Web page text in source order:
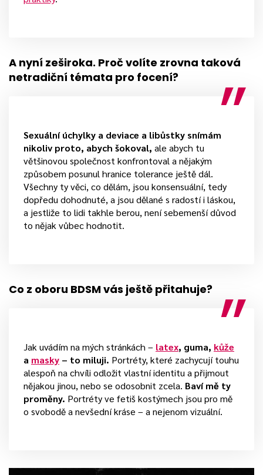
A nyní zeširoka. Proč volíte zrovna taková
netradiční témata pro focení?
Sexuální úchylky a deviace a libůstky snímám
nikoliv proto, abych šokoval, ale abych tu
většinovou společnost konfrontoval a nějakým
způsobem posunul hranice tolerance ještě dál.
Všechny ty věci, co dělám, jsou konsensuální, tedy
dopředu dohodnuté, a jsou dělané s radostí i láskou,
a jestliže to lidi takhle berou, není sebemenší důvod
to nějak vůbec hodnotit.
Co z oboru BDSM vás ještě přitahuje?
Jak uvádím na mých stránkách – latex, guma, kůže
a masky – to miluji. Portréty, které zachycují touhu
alespoň na chvíli odložit vlastní identitu a přijmout
nějakou jinou, nebo se odosobnit zcela. Baví mě ty
proměny. Portréty ve fetiš kostýmech jsou pro mě
o svobodě a nevšední kráse – a nejenom vizuální.